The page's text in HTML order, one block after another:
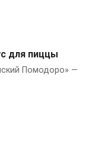
для пиццы
Помодоро» —